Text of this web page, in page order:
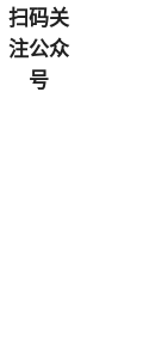
扫码关
注公众
号